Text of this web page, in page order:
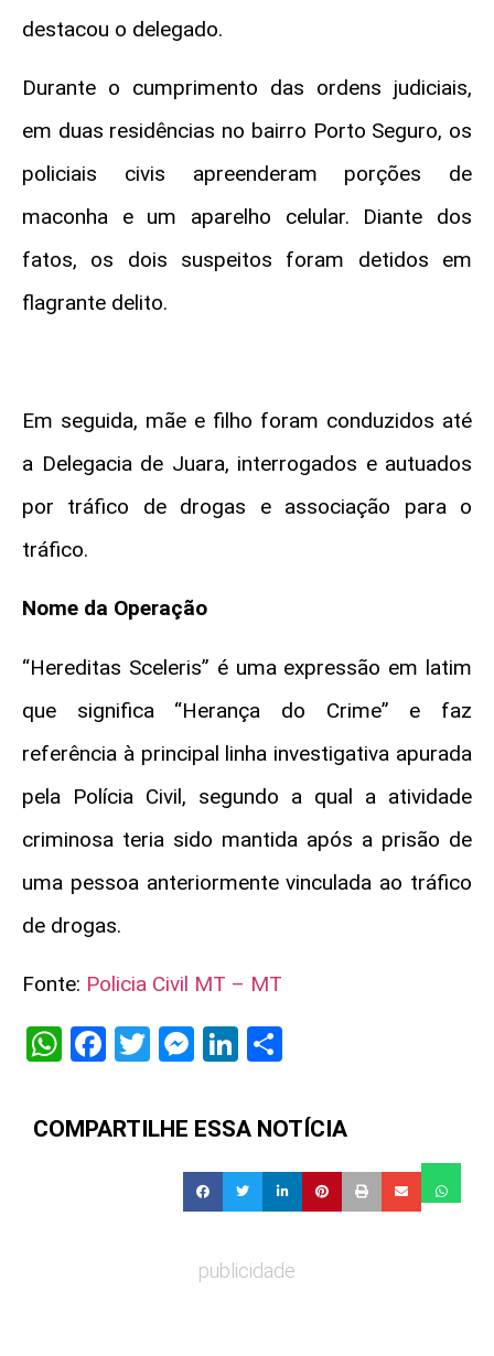
destacou o delegado.
Durante o cumprimento das ordens judiciais,
em duas residências no bairro Porto Seguro, os
policiais civis apreenderam porções de
maconha e um aparelho celular. Diante dos
fatos, os dois suspeitos foram detidos em
flagrante delito.
Em seguida, mãe e filho foram conduzidos até
a Delegacia de Juara, interrogados e autuados
por tráfico de drogas e associação para o
tráfico.
Nome da Operação
“Hereditas Sceleris” é uma expressão em latim
que significa “Herança do Crime” e faz
referência à principal linha investigativa apurada
pela Polícia Civil, segundo a qual a atividade
criminosa teria sido mantida após a prisão de
uma pessoa anteriormente vinculada ao tráfico
de drogas.
Fonte: Policia Civil MT – MT
WhatsApp
Facebook
Twitter
Messenger
LinkedIn
COMPARTILHE ESSA NOTÍCIA
publicidade